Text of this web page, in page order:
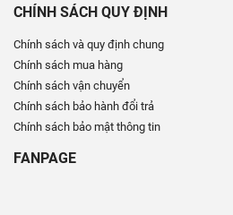
CHÍNH SÁCH QUY ĐỊNH
Chính sách và quy định chung
Chính sách mua hàng
Chính sách vận chuyển
Chính sách bảo hành đổi trả
Chính sách bảo mật thông tin
FANPAGE